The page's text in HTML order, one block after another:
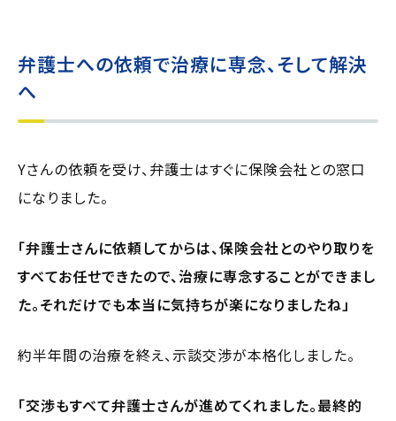
弁護士への依頼で治療に専念、そして解決
へ
Yさんの依頼を受け、弁護士はすぐに保険会社との窓口
になりました。
「弁護士さんに依頼してからは、保険会社とのやり取りを
すべてお任せできたので、治療に専念することができまし
た。それだけでも本当に気持ちが楽になりましたね」
約半年間の治療を終え、示談交渉が本格化しました。
「交渉もすべて弁護士さんが進めてくれました。最終的